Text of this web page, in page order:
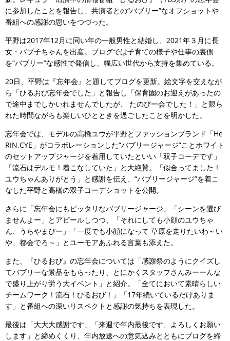
に参加したことを報告し、共演者との“バブリー”なオフショットや
番組への感謝の思いをつづった。
平野は2017年12月に同い年の一般男性と結婚し、2021年３月に長
女・バブ子ちゃんを出産。ブログでは子育ての様子や仕事の裏側
を“バブリー”な感性で発信し、幅広い世代から支持を集めている。
20日、平野は『忘年会』と題してブログを更新。絵文字を交えなが
ら「ひるおび忘年会でした」と報告し「保育園のお迎えがあったの
で途中までしかいれませんでしたが、 たのぴー会でした！」と限ら
れた時間ながらも楽しいひとときを過ごしたことを明かした。
忘年会では、モデルの高橋ユウが平野とファッションブランド「He
RIN.CYE」がコラボレーションした“バブリージャージ”ことホワイト
のセットアップジャージを着用していたといい「双子コーデです」
「流石はデルモ！着こなしていた」と大絶賛。「似合ってました！
ユウちゃんありがとう」と感謝を伝え、“バブリージャージ”を着こ
なした平野と高橋の双子コーデショットを公開。
さらに「忘年会にもピッタリなバブリージャージ」「シーンを選び
ませんよー」とアピールしつつ、「それにしても小顔のユウちゃ
ん、うらやまぴー」「一度でも小顔になって 草原を走りたいわ～い
や、都会でろ～」とユーモアあふれる言葉も添えた。
また、『ひるおび』の忘年会については「感謝祭のようにクイズし
てバブリーな景品をもらったり、とにかくスタッフさんみーーんな
で盛り上がり労う大イベント」と紹介。「全てにおいて素晴らしい
チームワーク！流石！ひるおび！」「17年続いているだけありま
す」と番組への深いリスペクトと感謝の気持ちを表現した。
最後は「大大大感謝です」「来週で年内最後です、よろしくお願い
します」と締めくくり、年内放送への意気込みとともにブログを締